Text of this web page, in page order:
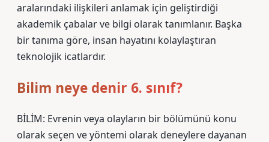
aralarındaki ilişkileri anlamak için geliştirdiği
akademik çabalar ve bilgi olarak tanımlanır. Başka
bir tanıma göre, insan hayatını kolaylaştıran
teknolojik icatlardır.
Bilim neye denir 6. sınıf?
BİLİM: Evrenin veya olayların bir bölümünü konu
olarak seçen ve yöntemi olarak deneylere dayanan